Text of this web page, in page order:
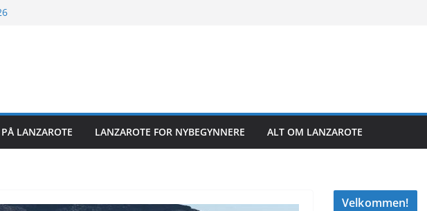
LANZAROTE LANZAROTE FOR NYBEGYNNERE ALT OM LANZAROTE
Velkommen!